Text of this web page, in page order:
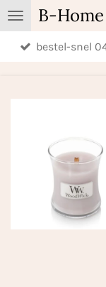
Ga
direct
naar
bestel-snel